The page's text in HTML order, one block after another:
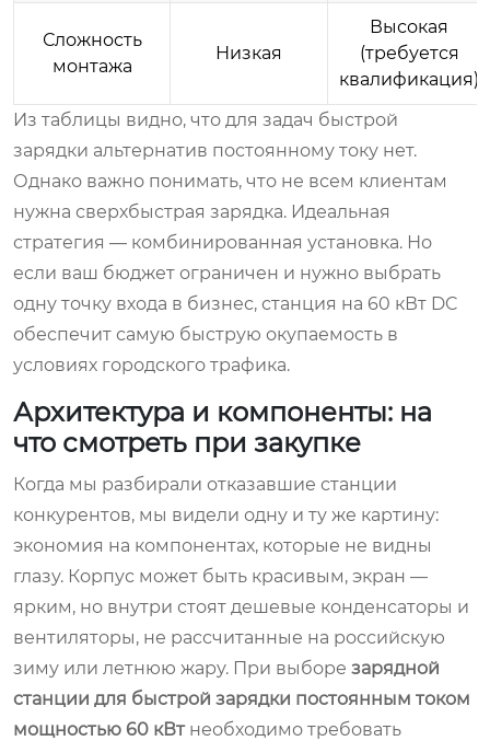
Сложность
монтажа
Низкая
Высокая
(требуется
квалификация)
Из таблицы видно, что для задач быстрой
зарядки альтернатив постоянному току нет.
Однако важно понимать, что не всем клиентам
нужна сверхбыстрая зарядка. Идеальная
стратегия — комбинированная установка. Но
если ваш бюджет ограничен и нужно выбрать
одну точку входа в бизнес, станция на 60 кВт DC
обеспечит самую быструю окупаемость в
условиях городского трафика.
Архитектура и компоненты: на
что смотреть при закупке
Когда мы разбирали отказавшие станции
конкурентов, мы видели одну и ту же картину:
экономия на компонентах, которые не видны
глазу. Корпус может быть красивым, экран —
ярким, но внутри стоят дешевые конденсаторы и
вентиляторы, не рассчитанные на российскую
зиму или летнюю жару. При выборе зарядной
станции для быстрой зарядки постоянным током
мощностью 60 кВтнеобходимо требовать